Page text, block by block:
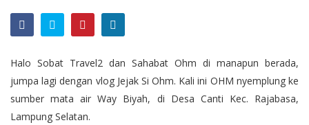
Halo Sobat Travel2 dan Sahabat Ohm di manapun berada,
jumpa lagi dengan vlog Jejak Si Ohm. Kali ini OHM nyemplung ke
sumber mata air Way Biyah, di Desa Canti Kec. Rajabasa,
Lampung Selatan.